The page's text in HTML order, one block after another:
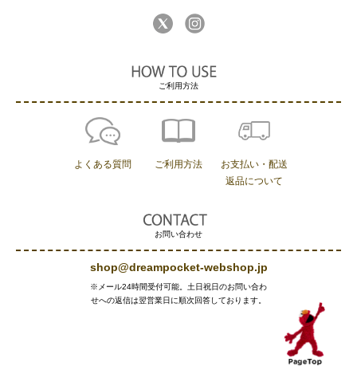
お問い合わせ
shop@dreampocket-webshop.jp
※メール24時間受付可能。土日祝日のお問い合わ
せへの返信は翌営業日に順次回答しております。
ご利用方法
よくある質問 ご利用方法
お支払い・配送
返品について